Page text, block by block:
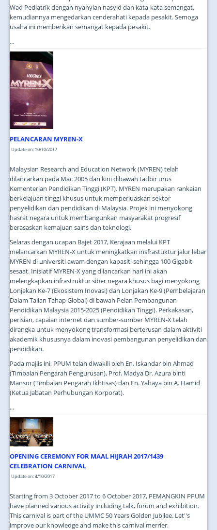
Wad Pediatrik dengan nyanyian nasyid dan kata-kata semangat,
kemudiannya mengedarkan cenderahati kepada pesakit. Semoga
usaha ini memberikan semangat kepada pesakit.
...
PELANCARAN MYREN-X
Update on: 10/10/2017
Malaysian Research and Education Network (MYREN) telah
dilancarkan pada Mac 2005 dan kini dibawah tadbir urus
Kementerian Pendidikan Tinggi (KPT). MYREN merupakan rankaian
berkelajuan tinggi khusus untuk memperluaskan sektor
penyelidikan dan pendidikan di Malaysia. Projek ini menyokong
hasrat negara untuk membangunkan masyarakat progresif
berasaskan kemajuan sains dan teknologi.
Selaras dengan ucapan Bajet 2017, Kerajaan melalui KPT
melancarkan MYREN-X untuk meningkatkan insfrastuktur jalur lebar
MYREN di universiti awam dengan kapasiti sehingga 100 Gigabit
sesaat. Inisiatif MYREN-X yang dilancarkan hari ini akan
melengkapkan infrastruktur siber negara khusus bagi menyokong
Lonjakan Ke-7 (Ekosistem Inovasi) dan Lonjakan Ke-9 (Pembelajaran
Dalam Talian Tahap Global) di bawah Pelan Pembangunan
Pendidikan Malaysia 2015-2025 (Pendidikan Tinggi). Perkakasan,
perisian, capaian internet dan sumber-sumber MYREN-X telah
dirangka untuk menyokong transformasi berterusan dalam aktiviti
akademik khususnya dalam inovasi pembangunan penyelidikan dan
pendidikan.
Pada majlis ini, PPUM telah diwakili oleh En. Iskandar bin Ahmad
(Timbalan Pengarah Pengurusan), Prof. Madya Dr. Azura binti
Mansor (Timbalan Pengarah Ikhtisas) dan En. Yahaya bin A. Hamid
(Ketua Jabatan Perhubungan Korporat).
...
OPENING CEREMONY FOR MAAL HIJRAH 2017/1439
CELEBRATION CARNIVAL
Update on: 4/10/2017
Starting from 3 October 2017 to 6 October 2017, PEMANGKIN PPUM
have planned various activity including talk, forum and exhibition.
This carnival is part of the UMMC 50 Years Golden Jubilee. Let''s
improve our knowledge and make this carnival merrier.